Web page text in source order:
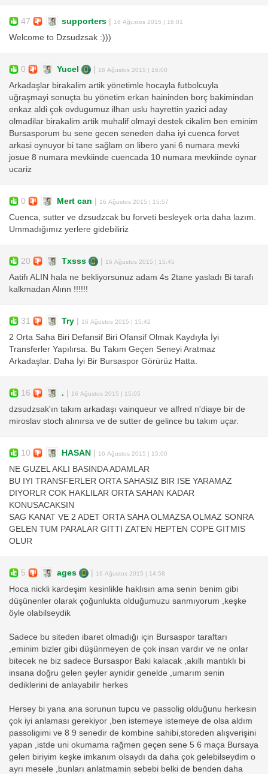
47 supporters | 16 Ağustos 2015 | 16:01
Welcome to Dzsudzsak :)))
0 Yucel | 16 Ağustos 2015 | 16:00
Arkadaşlar birakalim artik yönetimle hocayla futbolcuyla
uğraşmayi sonuçta bu yönetim erkan haininden borç bakimindan
enkaz aldi çok ovdugumuz ilhan uslu hayrettin yazici aday
olmadilar birakalim artik muhalif olmayi destek cikalim ben eminim
Bursasporum bu sene gecen seneden daha iyi cuenca forvet
arkasi oynuyor bi tane sağlam on libero yani 6 numara mevki
josue 8 numara mevkiinde cuencada 10 numara mevkiinde oynar
ucariz
0 Mert can | 16 Ağustos 2015 | 15:57
Cuenca, sutter ve dzsudzcak bu forveti besleyek orta daha lazım.
Ummadığımız yerlere gidebiliriz
20 Txsss | 16 Ağustos 2015 | 15:45
Aatifı ALIN hala ne bekliyorsunuz adam 4s 2tane yasladı Bi tarafı
kalkmadan Alınn !!!!!!
31 Try | 16 Ağustos 2015 | 15:42
2 Orta Saha Biri Defansif Biri Ofansif Olmak Kaydıyla İyi
Transferler Yapılırsa. Bu Takım Geçen Seneyi Aratmaz
Arkadaşlar. Daha İyi Bir Bursaspor Görürüz Hatta.
16 . | 16 Ağustos 2015 | 15:05
dzsudzsak'ın takım arkadaşı vainqueur ve alfred n'diaye bir de
miroslav stoch alınırsa ve de sutter de gelince bu takım uçar.
10 HASAN | 16 Ağustos 2015 | 15:00
NE GUZEL AKLI BASINDA ADAMLAR
BU IYI TRANSFERLER ORTA SAHASIZ BIR ISE YARAMAZ
DIYORLR COK HAKLILAR ORTA SAHAN KADAR
KONUSACAKSIN
SAG KANAT VE 2 ADET ORTA SAHA OLMAZSA OLMAZ SONRA
GELEN TUM PARALAR GITTI ZATEN HEPTEN COPE GITMIS
OLUR
5 ages | 16 Ağustos 2015 | 14:58
Hoca nickli kardeşim kesinlikle haklısın ama senin benim gibi
düşünenler olarak çoğunlukta olduğumuzu sanmıyorum ,keşke
öyle olabilseydik
Sadece bu siteden ibaret olmadığı için Bursaspor taraftarı
,eminim bizler gibi düşünmeyen de çok insan vardır ve ne onlar
bitecek ne biz sadece Bursaspor Baki kalacak ,akıllı mantıklı bi
insana doğru gelen şeyler aynidir genelde ,umarım senin
dediklerini de anlayabilir herkes
Hersey bi yana ana sorunun tupcu ve passolig olduğunu herkesin
çok iyi anlaması gerekiyor ,ben istemeye istemeye de olsa aldım
passoligimi ve 8 9 senedir de kombine sahibi,storeden alışverişini
yapan ,istde uni okumama rağmen geçen sene 5 6 maça Bursaya
gelen biriyim keşke imkanım olsaydı da daha çok gelebilseydim o
ayrı mesele ,bunları anlatmamin sebebi belki de benden daha